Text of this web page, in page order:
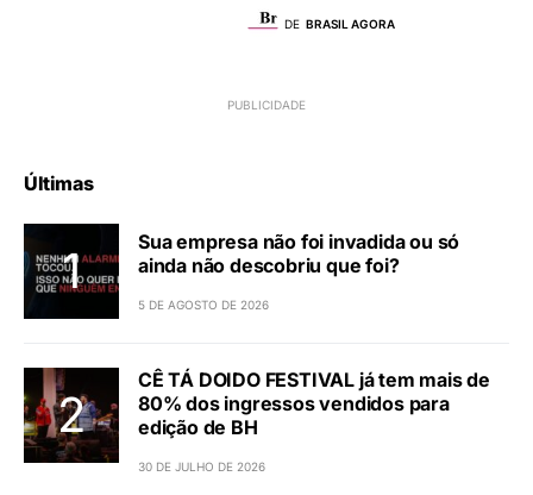
DE BRASIL AGORA
Últimas
Sua empresa não foi invadida ou só
ainda não descobriu que foi?
5 DE AGOSTO DE 2026
CÊ TÁ DOIDO FESTIVAL já tem mais de
80% dos ingressos vendidos para
edição de BH
30 DE JULHO DE 2026